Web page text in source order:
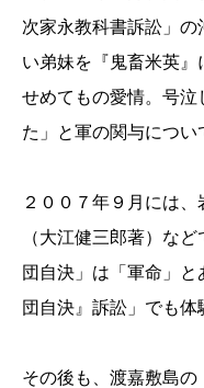
次家永教科書訴訟」
い弟妹を『鬼畜米英
せめてもの愛情。号泣
た」と軍の関与につい
２００７年９月には、
（大江健三郎著）な
団自決」は「軍命」
団自決』訴訟」でも体
その後も、渡嘉敷島